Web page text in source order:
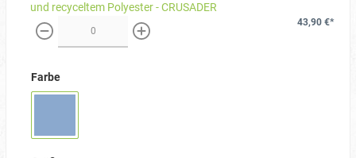
und recyceltem Polyester - CRUSADER
weniger mehr
43,90 €*
Farbe